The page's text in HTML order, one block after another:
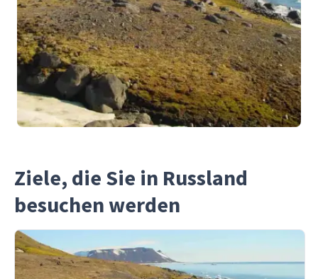
Ziele, die Sie in Russland
besuchen werden